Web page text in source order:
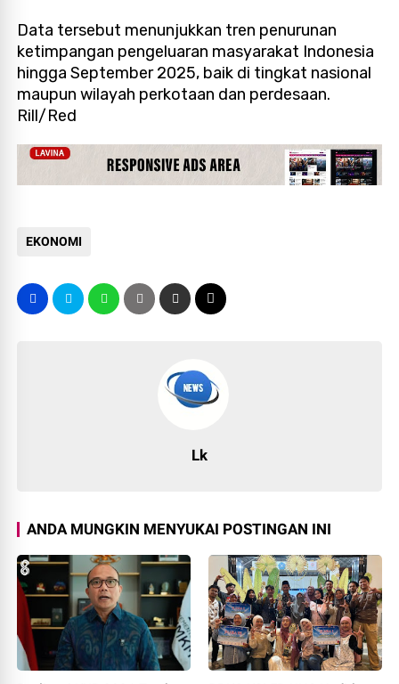
Data tersebut menunjukkan tren penurunan
ketimpangan pengeluaran masyarakat Indonesia
hingga September 2025, baik di tingkat nasional
maupun wilayah perkotaan dan perdesaan.
Rill/Red
EKONOMI
Lk
ANDA MUNGKIN MENYUKAI POSTINGAN INI